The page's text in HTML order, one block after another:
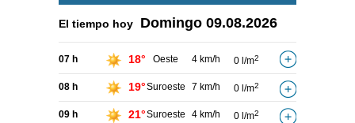
El tiempo hoy Domingo 09.08.2026
07 h 18° Oeste 4 km/h 0 l/m2
08 h 19°Suroeste 7 km/h 0 l/m2
09 h 21°Suroeste 4 km/h 0 l/m2